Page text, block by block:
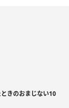
きのおまじない10